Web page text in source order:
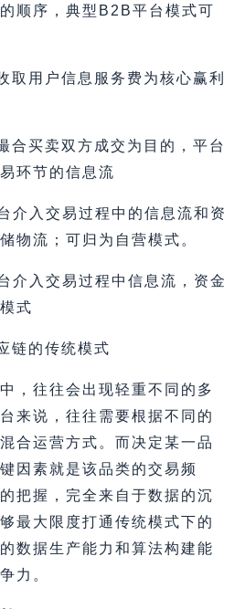
顺序，典型B2B平台模式可
取用户信息服务费为核心赢利
合买卖双方成交为目的，平台
环节的信息流
介入交易过程中的信息流和资
物流；可归为自营模式。
介入交易过程中信息流，资金
式
链的传统模式
，往往会出现轻重不同的多
来说，往往需要根据不同的
合运营方式。而决定某一品
因素就是该品类的交易频
把握，完全来自于数据的沉
最大限度打通传统模式下的
数据生产能力和算法构建能
力。